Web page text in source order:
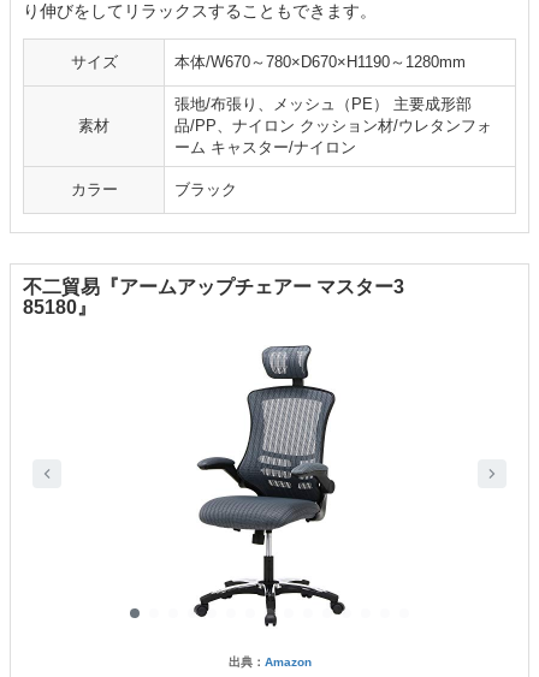
り伸びをしてリラックスすることもできます。
サイズ 本体/W670～780×D670×H1190～1280mm
素材
張地/布張り、メッシュ（PE） 主要成形部
品/PP、ナイロン クッション材/ウレタンフォ
ーム キャスター/ナイロン
カラー ブラック
不二貿易『アームアップチェアー マスター3
85180』
出典： Amazon